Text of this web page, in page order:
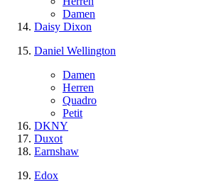
Damen
Daisy Dixon
Daniel Wellington
Damen
Herren
Quadro
Petit
DKNY
Duxot
Earnshaw
Edox